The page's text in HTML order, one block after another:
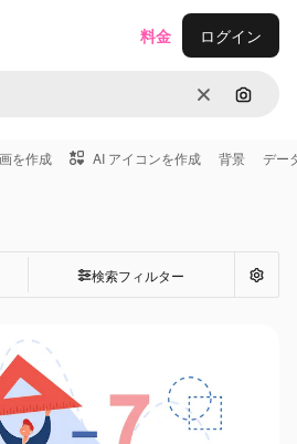
消去 画像で
料金 ログイン
を作成 AI アイコンを作成 背景 デー
検索フィルター